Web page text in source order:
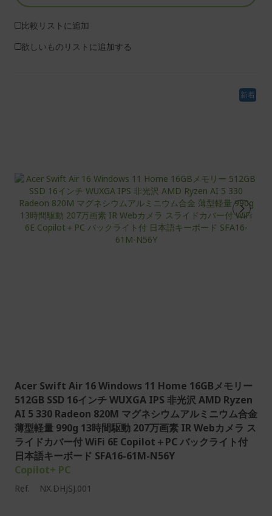
比較リストに追加
欲しいものリストに追加する
新着
Acer Swift Air 16 Windows 11 Home 16GBメモリー
512GB SSD 16インチ WUXGA IPS 非光沢 AMD Ryzen
AI 5 330 Radeon 820M マグネシウムアルミニウム合金
薄型軽量 990g 13時間駆動 207万画素 IR Webカメラ ス
ライドカバー付 WiFi 6E Copilot＋PC バックライト付
日本語キーボード SFA16-61M-N56Y
Copilot+ PC
Ref. NX.DHJSJ.001